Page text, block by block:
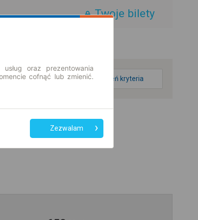
Twoje bilety
zmień kryteria
oraz prezentowania
cofnąć lub zmienić.
Zezwalam